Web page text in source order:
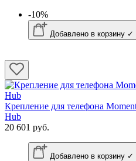
-10%
Добавлено в корзину ✓
Крепление для телефона
Hub
20 601 руб.
Добавлено в корзину ✓